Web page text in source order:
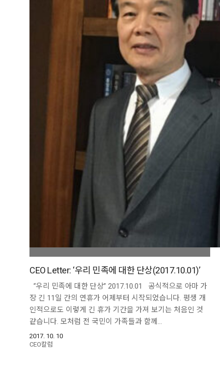
CEO Letter: ‘우리 민족에 대한 단상(2017.10.01)’
“우리 민족에 대한 단상” 2017.10.01 공식적으로 아마 가
장 긴 11일 간의 연휴가 어제부터 시작되었습니다. 평생 개
인적으로도 이렇게 긴 휴가 기간을 가져 보기는 처음인 것
같습니다. 모처럼 전 국민이 가족들과 함께…
2017. 10. 10
CEO칼럼